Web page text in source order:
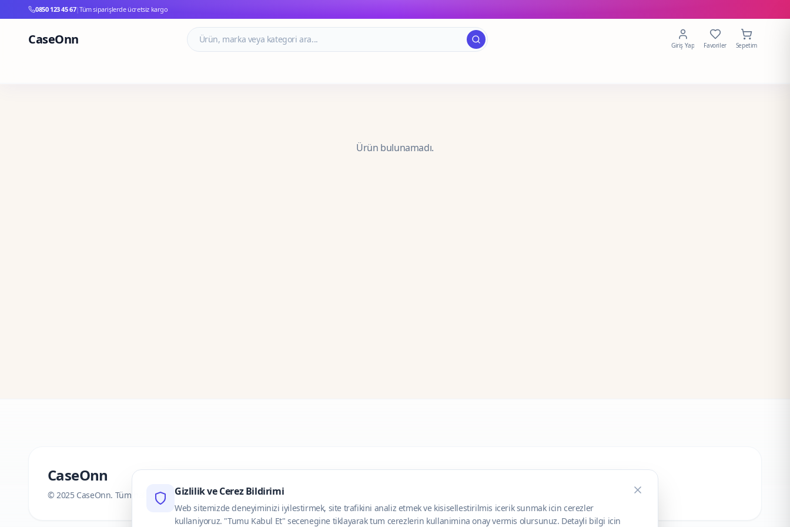
0850 123 45 67|Tüm siparişlerde ücretsiz kargo
CaseOnn Giriş Yap Favoriler Sepetim
Ürün bulunamadı.
CaseOnn
© 2025 CaseOnn. Tüm hakları saklıdır.Gizlilik ve Cerez Bildirimi
Web sitemizde deneyiminizi iyilestirmek, site trafikini analiz etmek ve kisisellestirilmis icerik sunmak icin cerezler
kullaniyoruz. "Tumu Kabul Et" secenegine tiklayarak tum cerezlerin kullanimina onay vermis olursunuz. Detayli bilgi icin